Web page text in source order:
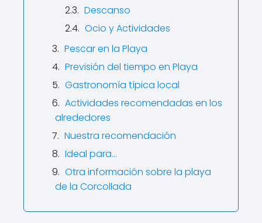
Descanso
Ocio y Actividades
Pescar en la Playa
Previsión del tiempo en Playa
Gastronomía típica local
Actividades recomendadas en los
alrededores
Nuestra recomendación
Ideal para…
Otra información sobre la playa
de la Corcollada